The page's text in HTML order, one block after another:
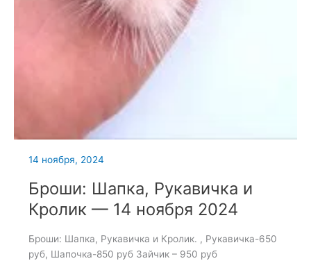
14 ноября, 2024
Броши: Шапка, Рукавичка и
Кролик — 14 ноября 2024
Броши: Шапка, Рукавичка и Кролик. , Рукавичка-650
руб, Шапочка-850 руб Зайчик – 950 руб